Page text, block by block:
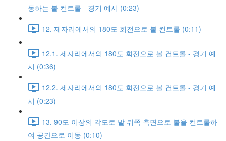
동하는 볼 컨트롤 - 경기 예시 (0:23)
12. 제자리에서의 180도 회전으로 볼 컨트롤 (0:11)
12.1. 제자리에서의 180도 회전으로 볼 컨트롤 - 경기 예
시 (0:36)
12.2. 제자리에서의 180도 회전으로 볼 컨트롤 - 경기 예
시 (0:23)
13. 90도 이상의 각도로 발 뒤쪽 측면으로 볼을 컨트롤하
여 공간으로 이동 (0:10)